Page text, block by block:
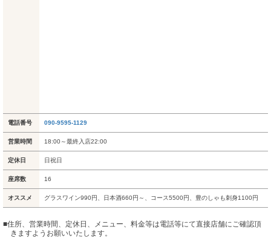
電話番号 090-9595-1129
営業時間 18:00～最終入店22:00
定休日 日祝日
座席数 16
オススメ グラスワイン990円、日本酒660円～、コース5500円、豊のしゃも刺身1100円
■住所、営業時間、定休日、メニュー、料金等は電話等にて直接店舗にご確認頂
きますようお願いいたします。